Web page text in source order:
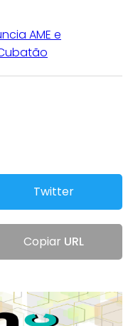
AME e
Twitter
Copiar URL